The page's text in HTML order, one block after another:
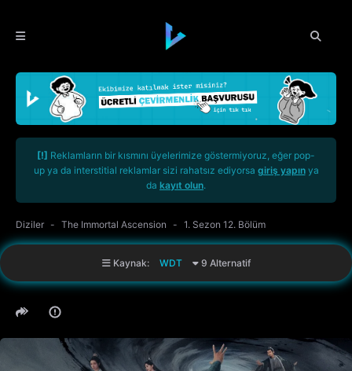
[!] Reklamların bir kısmını üyelerimize göstermiyoruz, eğer pop-
up ya da interstitial reklamlar sizi rahatsız ediyorsa giriş yapınya
da kayıt olun.
Diziler The Immortal Ascension 1. Sezon 12. Bölüm
Kaynak: WDT 9 Alternatif